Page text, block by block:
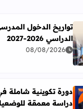
عن تواريخ الدخول المدرسي
تواريخ الدخول
الدراسي 2026-2027
08/08/2026
دورة تكوينية شاملة
دراسة معمقة